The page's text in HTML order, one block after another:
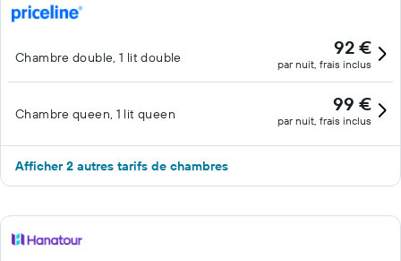
Chambre double, 1 lit double 92 €
par nuit, frais inclus
Chambre queen, 1 lit queen 99 €
par nuit, frais inclus
Afficher 2 autres tarifs de chambres